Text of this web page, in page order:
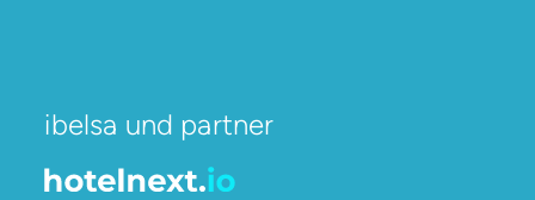
ibelsa und partner